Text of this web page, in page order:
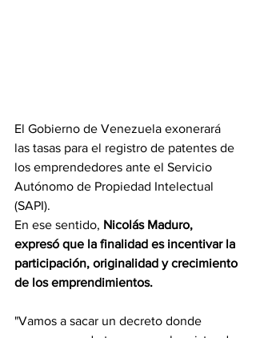
El Gobierno de Venezuela exonerará
las tasas para el registro de patentes de
los emprendedores ante el Servicio
Autónomo de Propiedad Intelectual
(SAPI).
En ese sentido, Nicolás Maduro,
expresó que la finalidad es incentivar la
participación, originalidad y crecimiento
de los emprendimientos.
"Vamos a sacar un decreto donde